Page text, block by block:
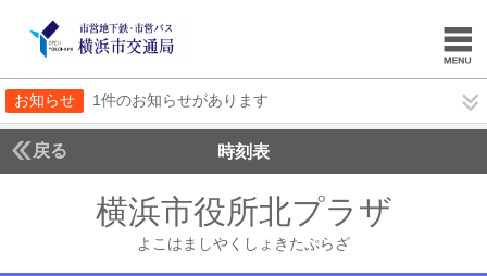
お知らせ 1件のお知らせがあります
戻る 時刻表
横浜市役所北プラザ
よこはましやくしょきたぷらざ